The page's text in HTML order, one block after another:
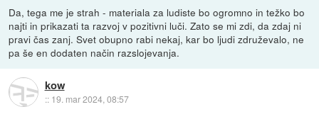
Da, tega me je strah - materiala za ludiste bo ogromno in težko bo
najti in prikazati ta razvoj v pozitivni luči. Zato se mi zdi, da zdaj ni
pravi čas zanj. Svet obupno rabi nekaj, kar bo ljudi združevalo, ne
pa še en dodaten način razslojevanja.
kow
:: 19. mar 2024, 08:57